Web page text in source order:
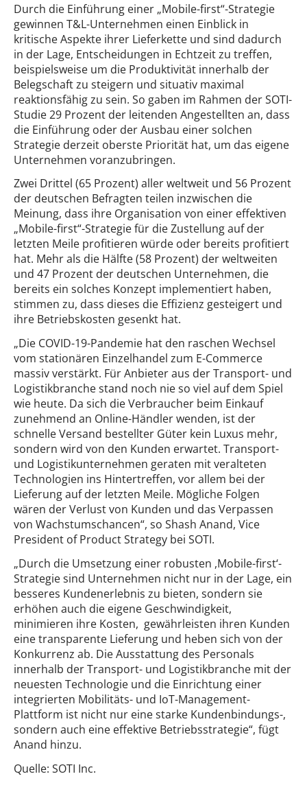
Durch die Einführung einer „Mobile-first“-Strategie
gewinnen T&L-Unternehmen einen Einblick in
kritische Aspekte ihrer Lieferkette und sind dadurch
in der Lage, Entscheidungen in Echtzeit zu treffen,
beispielsweise um die Produktivität innerhalb der
Belegschaft zu steigern und situativ maximal
reaktionsfähig zu sein. So gaben im Rahmen der SOTI-
Studie 29 Prozent der leitenden Angestellten an, dass
die Einführung oder der Ausbau einer solchen
Strategie derzeit oberste Priorität hat, um das eigene
Unternehmen voranzubringen.
Zwei Drittel (65 Prozent) aller weltweit und 56 Prozent
der deutschen Befragten teilen inzwischen die
Meinung, dass ihre Organisation von einer effektiven
„Mobile-first“-Strategie für die Zustellung auf der
letzten Meile profitieren würde oder bereits profitiert
hat. Mehr als die Hälfte (58 Prozent) der weltweiten
und 47 Prozent der deutschen Unternehmen, die
bereits ein solches Konzept implementiert haben,
stimmen zu, dass dieses die Effizienz gesteigert und
ihre Betriebskosten gesenkt hat.
„Die COVID-19-Pandemie hat den raschen Wechsel
vom stationären Einzelhandel zum E-Commerce
massiv verstärkt. Für Anbieter aus der Transport- und
Logistikbranche stand noch nie so viel auf dem Spiel
wie heute. Da sich die Verbraucher beim Einkauf
zunehmend an Online-Händler wenden, ist der
schnelle Versand bestellter Güter kein Luxus mehr,
sondern wird von den Kunden erwartet. Transport-
und Logistikunternehmen geraten mit veralteten
Technologien ins Hintertreffen, vor allem bei der
Lieferung auf der letzten Meile. Mögliche Folgen
wären der Verlust von Kunden und das Verpassen
von Wachstumschancen“, so Shash Anand, Vice
President of Product Strategy bei SOTI.
„Durch die Umsetzung einer robusten ,Mobile-first‘-
Strategie sind Unternehmen nicht nur in der Lage, ein
besseres Kundenerlebnis zu bieten, sondern sie
erhöhen auch die eigene Geschwindigkeit,
minimieren ihre Kosten, gewährleisten ihren Kunden
eine transparente Lieferung und heben sich von der
Konkurrenz ab. Die Ausstattung des Personals
innerhalb der Transport- und Logistikbranche mit der
neuesten Technologie und die Einrichtung einer
integrierten Mobilitäts- und IoT-Management-
Plattform ist nicht nur eine starke Kundenbindungs-,
sondern auch eine effektive Betriebsstrategie“, fügt
Anand hinzu.
Quelle: SOTI Inc.